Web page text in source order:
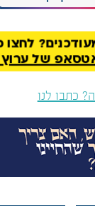
לחצו
של ערוץ 2000 >>>
כתבו לנו